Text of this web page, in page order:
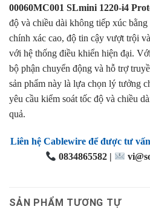
00060MC001 SLmini 1220-i4
độ và chiều dài không tiếp xúc
chính xác cao, độ tin cậy vượt trội
với hệ thống điều khiển hiện đại.
bộ phận chuyển động và hỗ trợ
sản phẩm này là lựa chọn lý tưởng
yêu cầu kiểm soát tốc độ và chiều
quả.
Liên hệ Cablewire để được tư
0834865582 |
SẢN PHẨM TƯƠNG TỰ